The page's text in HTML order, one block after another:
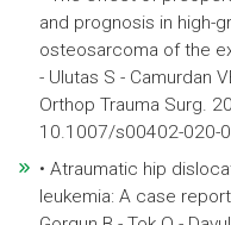
and prognosis in high-
osteosarcoma of the
- Ulutas S - Camurdan
Orthop Trauma Surg.
10.1007/s00402-020-
• Atraumatic hip
leukemia: A case